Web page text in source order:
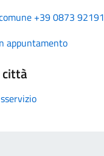
+39 0873 92191
appuntamento
città